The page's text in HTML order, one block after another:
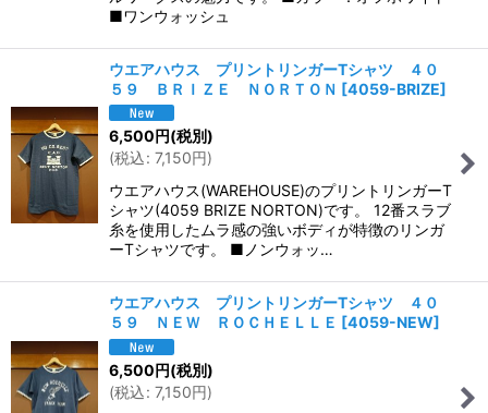
■ワンウォッシュ
ウエアハウス プリントリンガーTシャツ ４０
５９ ＢＲＩＺＥ ＮＯＲＴＯＮ [4059-BRIZE]
6,500円(税別)
(税込: 7,150円)
ウエアハウス(WAREHOUSE)のプリントリンガーT
シャツ(4059 BRIZE NORTON)です。 12番スラブ
糸を使用したムラ感の強いボディが特徴のリンガ
ーTシャツです。 ■ノンウォッ…
ウエアハウス プリントリンガーTシャツ ４０
５９ ＮＥＷ ＲＯＣＨＥＬＬＥ [4059-NEW]
6,500円(税別)
(税込: 7,150円)